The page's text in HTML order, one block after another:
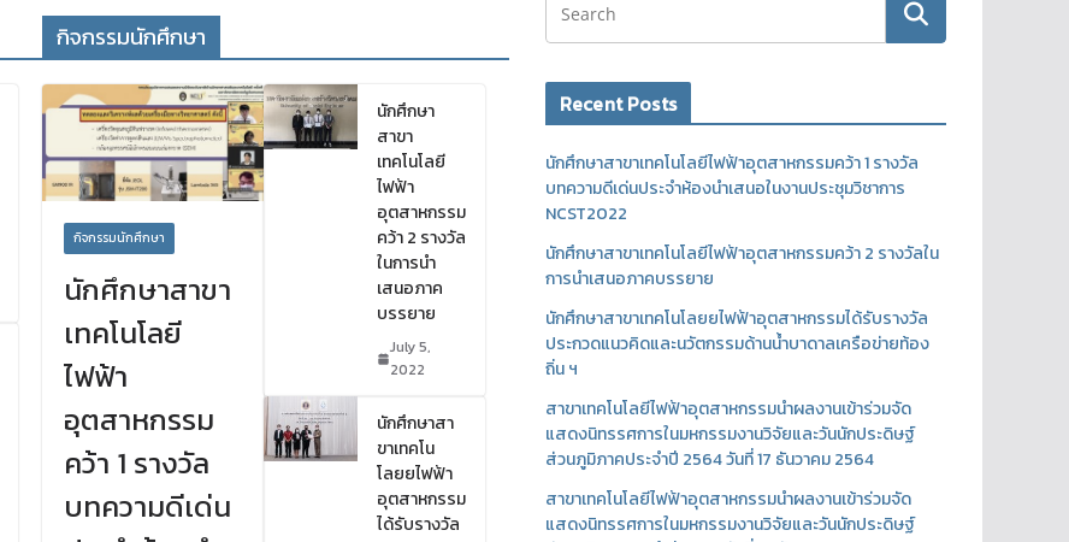
กิจกรรมนักศึกษา
กิจกรรมนักศึกษา
นักศึกษาสาขา
เทคโนโลยี
ไฟฟ้า
อุตสาหกรรม
คว้า 1 รางวัล
บทความดีเด่น
นักศึกษา
สาขา
เทคโนโลยี
ไฟฟ้า
อุตสาหกรรม
คว้า 2 รางวัล
ในการนำ
เสนอภาค
บรรยาย
July 5,
2022
นักศึกษาสา
ขาเทคโน
โลยยไฟฟ้า
อุตสาหกรรม
ได้รับรางวัล
Recent Posts
นักศึกษาสาขาเทคโนโลยีไฟฟ้าอุตสาหกรรมคว้า 1 รางวัล
บทความดีเด่นประจำห้องนำเสนอในงานประชุมวิชาการ
NCST2022
นักศึกษาสาขาเทคโนโลยีไฟฟ้าอุตสาหกรรมคว้า 2 รางวัลใน
การนำเสนอภาคบรรยาย
นักศึกษาสาขาเทคโนโลยยไฟฟ้าอุตสาหกรรมได้รับรางวัล
ประกวดแนวคิดและนวัตกรรมด้านน้ำบาดาลเครือข่ายท้อง
ถิ่น ฯ
สาขาเทคโนโลยีไฟฟ้าอุตสาหกรรมนำผลงานเข้าร่วมจัด
แสดงนิทรรศการในมหกรรมงานวิจัยและวันนักประดิษฐ์
ส่วนภูมิภาคประจำปี 2564 วันที่ 17 ธันวาคม 2564
สาขาเทคโนโลยีไฟฟ้าอุตสาหกรรมนำผลงานเข้าร่วมจัด
แสดงนิทรรศการในมหกรรมงานวิจัยและวันนักประดิษฐ์